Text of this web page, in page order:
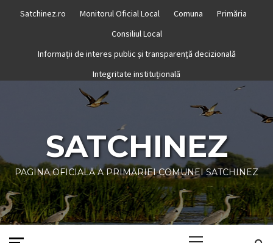
Satchinez.ro Monitorul Oficial Local Comuna
Primăria
Consiliul Local
Informații de interes public și transparență decizională
Integritate instituțională
SATCHINEZ
PAGINA OFICIALĂ A PRIMĂRIEI COMUNEI SATCHINEZ